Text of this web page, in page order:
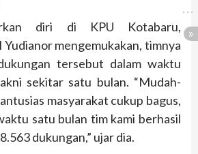
diri di KPU Kotabaru,
Yudianor mengemukakan, timnya
tersebut dalam waktu
sekitar satu bulan. “Mudah-
masyarakat cukup bagus,
satu bulan tim kami berhasil
dukungan,” ujar dia.